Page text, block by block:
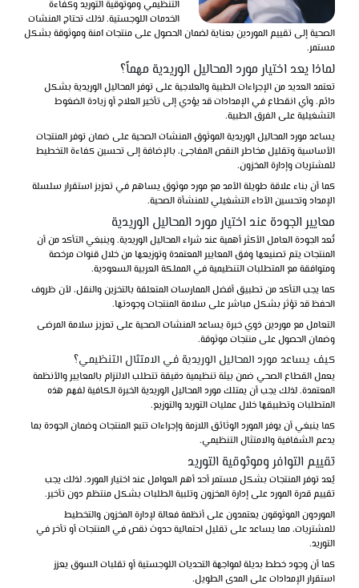
التنظيمي وموثوقية التوريد وكفاءة
الخدمات اللوجستية. لذلك تحتاج المنشآت
الصحية إلى تقييم الموردين بعناية لضمان الحصول على منتجات آمنة وموثوقة بشكل
مستمر.
لماذا يعد اختيار مورد المحاليل الوريدية مهماً؟
تعتمد العديد من الإجراءات الطبية والعلاجية على توفر المحاليل الوريدية بشكل
دائم. وأي انقطاع في الإمدادات قد يؤدي إلى تأخير العلاج أو زيادة الضغوط
التشغيلية على الفرق الطبية.
يساعد مورد المحاليل الوريدية الموثوق المنشآت الصحية على ضمان توفر المنتجات
الأساسية وتقليل مخاطر النقص المفاجئ، بالإضافة إلى تحسين كفاءة التخطيط
للمشتريات وإدارة المخزون.
كما أن بناء علاقة طويلة الأمد مع مورد موثوق يساهم في تعزيز استقرار سلسلة
الإمداد وتحسين الأداء التشغيلي للمنشأة الصحية.
معايير الجودة عند اختيار مورد المحاليل الوريدية
تُعد الجودة العامل الأكثر أهمية عند شراء المحاليل الوريدية. وينبغي التأكد من أن
المنتجات يتم تصنيعها وفق المعايير المعتمدة وتوزيعها من خلال قنوات مرخصة
ومتوافقة مع المتطلبات التنظيمية في المملكة العربية السعودية.
كما يجب التأكد من تطبيق أفضل الممارسات المتعلقة بالتخزين والنقل، لأن ظروف
الحفظ قد تؤثر بشكل مباشر على سلامة المنتجات وجودتها.
التعامل مع موردين ذوي خبرة يساعد المنشآت الصحية على تعزيز سلامة المرضى
وضمان الحصول على منتجات موثوقة.
كيف يساعد مورد المحاليل الوريدية في الامتثال التنظيمي؟
يعمل القطاع الصحي ضمن بيئة تنظيمية دقيقة تتطلب الالتزام بالمعايير والأنظمة
المعتمدة. لذلك يجب أن يمتلك مورد المحاليل الوريدية الخبرة الكافية لفهم هذه
المتطلبات وتطبيقها خلال عمليات التوريد والتوزيع.
كما ينبغي أن يوفر المورد الوثائق اللازمة وإجراءات تتبع المنتجات وضمان الجودة بما
يدعم الشفافية والامتثال التنظيمي.
تقييم التوافر وموثوقية التوريد
يُعد توفر المنتجات بشكل مستمر أحد أهم العوامل عند اختيار المورد. لذلك يجب
تقييم قدرة المورد على إدارة المخزون وتلبية الطلبات بشكل منتظم دون تأخير.
الموردون الموثوقون يعتمدون على أنظمة فعالة لإدارة المخزون والتخطيط
للمشتريات، مما يساعد على تقليل احتمالية حدوث نقص في المنتجات أو تأخر في
التوريد.
كما أن وجود خطط بديلة لمواجهة التحديات اللوجستية أو تقلبات السوق يعزز
استقرار الإمدادات على المدى الطويل.